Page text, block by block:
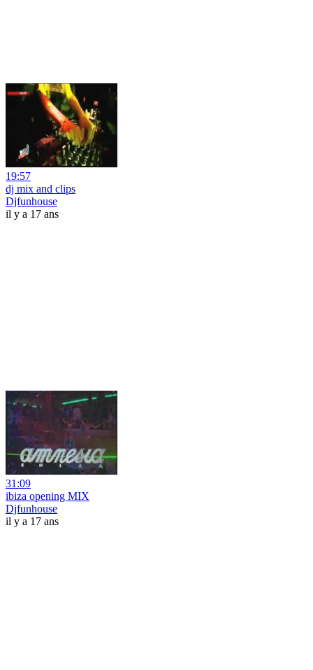
19:57
dj mix and clips
Djfunhouse
il y a 17 ans
31:09
ibiza opening MIX
Djfunhouse
il y a 17 ans